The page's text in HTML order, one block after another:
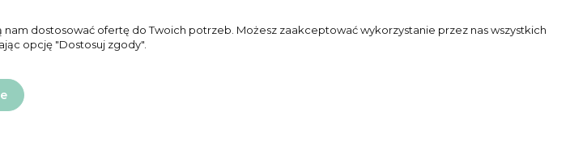
Zwroty i reklamacje
dostosować ofertę do Twoich potrzeb. Możesz zaakceptować wykorzystanie przez nas wszystkich
opcję "Dostosuj zgody".